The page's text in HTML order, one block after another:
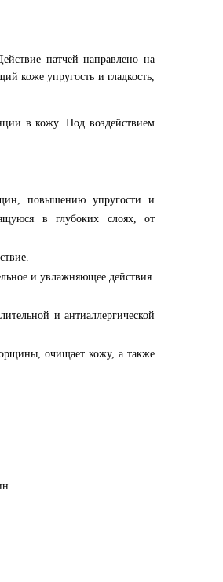
патчей направлено на
коже упругость и гладкость,
в кожу. Под воздействием
повышению упругости и
в глубоких слоях, от
и увлажняющее действия.
и антиаллергической
очищает кожу, а также